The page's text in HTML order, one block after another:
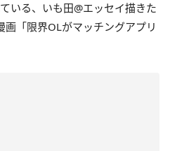
いる、いも田@エッセイ描きた
「限界OLがマッチングアプリ